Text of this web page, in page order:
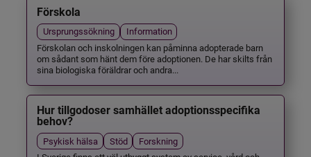
Förskola
Ursprungssökning
Information
Förskolan och inskolningen kan påminna adopterade barn
om sådant som hänt dem före adoptionen. De har skilts från
sina biologiska föräldrar och andra...
Hur tillgodoser samhället adoptionsspecifika
behov?
Psykisk hälsa Stöd
Forskning